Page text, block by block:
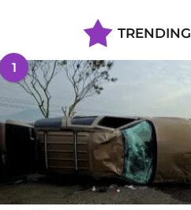
TRENDING
1